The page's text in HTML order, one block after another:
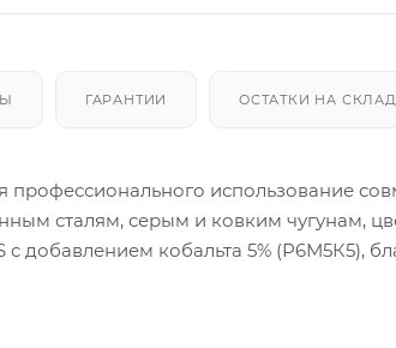
ГАРАНТИИ ОСТАТКИ НА
профессионального использование
сталям, серым и ковким чугунам,
добавлением кобальта 5% (Р6М5К5),